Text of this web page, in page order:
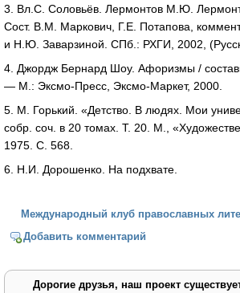
3. Вл.С. Соловьёв. Лермонтов М.Ю.
Cост. В.М. Маркович, Г.Е. Потапова,
и Н.Ю. Заварзиной. СПб.: РХГИ, 2002,
4. Джордж Бернард Шоу. Афоризмы /
— М.: Эксмо-Пресс, Эксмо-Маркет, 2000.
5. М. Горький. «Детство. В людях. Мои
собр. соч. в 20 томах. Т. 20. М.,
1975. С. 568.
6. Н.И. Дорошенко. На подхвате.
Международный клуб православных
Добавить комментарий
Дорогие друзья, наш проект